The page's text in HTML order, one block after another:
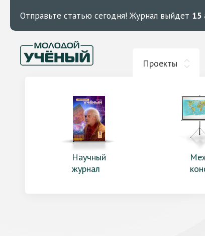
Отправьте статью сегодня! Журнал выйдет 15
Проекты
Научный
журнал